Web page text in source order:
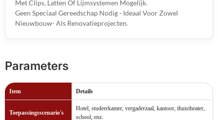
Met Clips, Latten Of Lijmsystemen Mogelijk.
Geen Speciaal Gereedschap Nodig - Ideaal Voor Zowel
Nieuwbouw- Als Renovatieprojecten.
Parameters
Item Details
Toepassingsscenario's
Hotel, studeerkamer, vergaderzaal, kantoor, thuistheater,
school, enz.